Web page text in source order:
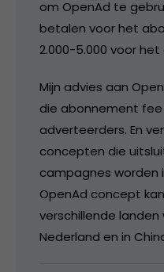
om OpenAd te
betalen voor het
2.000-5.000 voor
Mijn advies aan
die abonnement fee
adverteerders. En
concepten die
campagnes
OpenAd concept
verschillende landen
Nederland en in